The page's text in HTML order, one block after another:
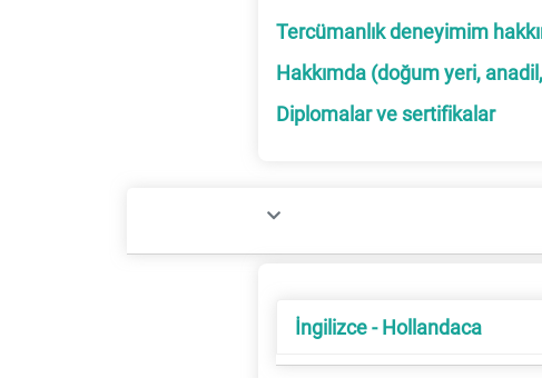
Tercümanlık deneyimim
Hakkımda (doğum yeri,
Diplomalar ve sertifikalar
İngilizce - Hollandaca